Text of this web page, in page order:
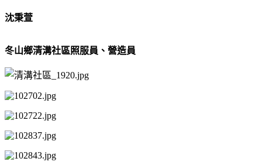
沈秉萱
冬山鄉清溝社區照服員、營造員